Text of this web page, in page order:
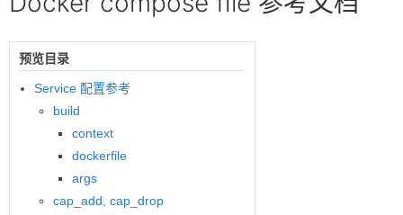
预览目录
Service 配置参考
build
context
dockerfile
args
cap_add, cap_drop